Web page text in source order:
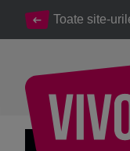
Toate site-
Trăiește experiența